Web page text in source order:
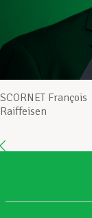
SCORNET François
Raiffeisen